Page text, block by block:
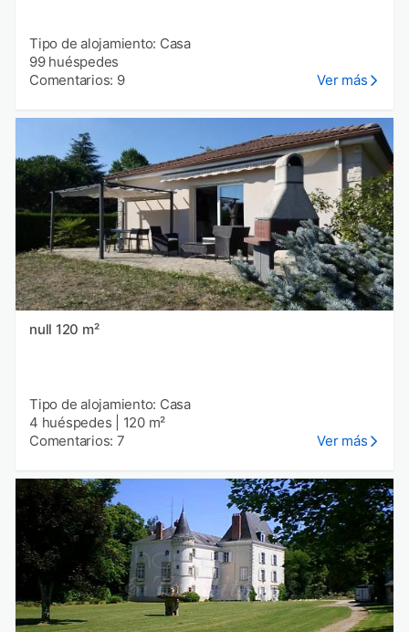
Tipo de alojamiento: Casa
99 huéspedes
Comentarios: 9
Ver más
null 120 m²
Tipo de alojamiento: Casa
4 huéspedes
120 m²
Comentarios: 7
Ver más